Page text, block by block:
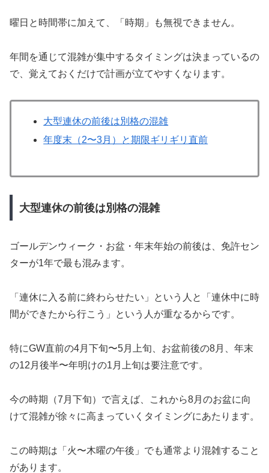
曜日と時間帯に加えて、「時期」も無視できません。
年間を通じて混雑が集中するタイミングは決まっているの
で、覚えておくだけで計画が立てやすくなります。
大型連休の前後は別格の混雑
年度末（2〜3月）と期限ギリギリ直前
大型連休の前後は別格の混雑
ゴールデンウィーク・お盆・年末年始の前後は、免許セン
ターが1年で最も混みます。
「連休に入る前に終わらせたい」という人と「連休中に時
間ができたから行こう」という人が重なるからです。
特にGW直前の4月下旬〜5月上旬、お盆前後の8月、年末
の12月後半〜年明けの1月上旬は要注意です。
今の時期（7月下旬）で言えば、これから8月のお盆に向
けて混雑が徐々に高まっていくタイミングにあたります。
この時期は「火〜木曜の午後」でも通常より混雑すること
があります。